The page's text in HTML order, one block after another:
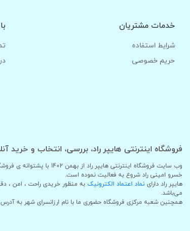
خدمات مشتریان
شرایط استفاده
حریم خصوصی
فروشگاه اینترنتی هایپر راد، بررسی، انتخاب و خرید
وب سایت فروشگاه
خسرو امینی راد شروع به فعالیت نموده است.
هایپر راد دارای نماد اعتماد الکترونیک به منظور خریدی راحت ، امن ،
می‌باشد.
همچنین شعبه مرکزی فروشگاه حضوری ما با نام ارزانسرای شهر به